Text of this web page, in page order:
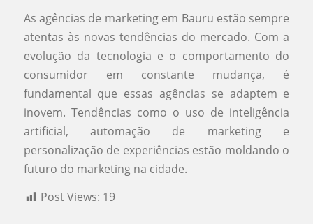
As agências de marketing em Bauru estão sempre
atentas às novas tendências do mercado. Com a
evolução da tecnologia e o comportamento do
consumidor em constante mudança, é
fundamental que essas agências se adaptem e
inovem. Tendências como o uso de inteligência
artificial, automação de marketing e
personalização de experiências estão moldando o
futuro do marketing na cidade.
Post Views: 19